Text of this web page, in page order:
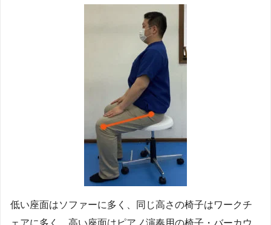
低い座面はソファーに多く、同じ高さの椅子はワークチ
ェアに多く、高い座面はピアノ演奏用の椅子・バーカウ